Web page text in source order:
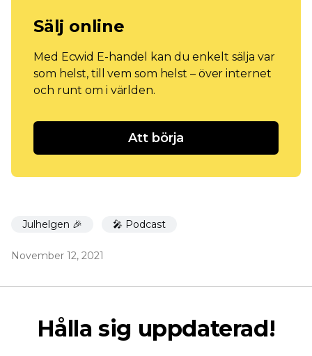
Sälj online
Med Ecwid E-handel kan du enkelt sälja var
som helst, till vem som helst – över internet
och runt om i världen.
Att börja
Julhelgen 🎉 🎤 Podcast
November 12, 2021
Hålla sig uppdaterad!